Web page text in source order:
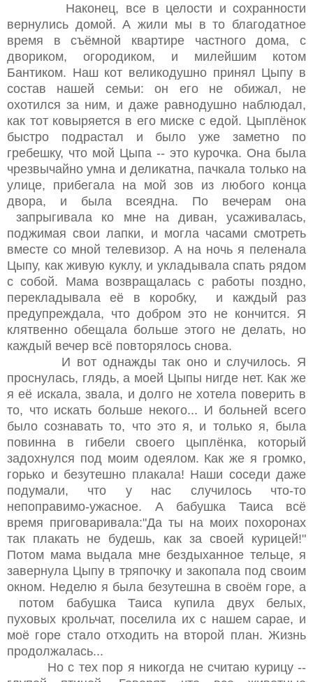
Наконец, все в целости и сохранности
вернулись домой. А жили мы в то благодатное
время в съёмной квартире частного дома, с
двориком, огородиком, и милейшим котом
Бантиком. Наш кот великодушно принял Цыпу в
состав нашей семьи: он его не обижал, не
охотился за ним, и даже равнодушно наблюдал,
как тот ковыряется в его миске с едой. Цыплёнок
быстро подрастал и было уже заметно по
гребешку, что мой Цыпа -- это курочка. Она была
чрезвычайно умна и деликатна, пачкала только на
улице, прибегала на мой зов из любого конца
двора, и была всеядна. По вечерам она
запрыгивала ко мне на диван, усаживалась,
поджимая свои лапки, и могла часами смотреть
вместе со мной телевизор. А на ночь я пеленала
Цыпу, как живую куклу, и укладывала спать рядом
с собой. Мама возвращалась с работы поздно,
перекладывала её в коробку, и каждый раз
предупреждала, что добром это не кончится. Я
клятвенно обещала больше этого не делать, но
каждый вечер всё повторялось снова.
И вот однажды так оно и случилось. Я
проснулась, глядь, а моей Цыпы нигде нет. Как же
я её искала, звала, и долго не хотела поверить в
то, что искать больше некого... И больней всего
было сознавать то, что это я, и только я, была
повинна в гибели своего цыплёнка, который
задохнулся под моим одеялом. Как же я громко,
горько и безутешно плакала! Наши соседи даже
подумали, что у нас случилось что-то
непоправимо-ужасное. А бабушка Таиса всё
время приговаривала:"Да ты на моих похоронах
так плакать не будешь, как за своей курицей!"
Потом мама выдала мне бездыханное тельце, я
завернула Цыпу в тряпочку и закопала под своим
окном. Неделю я была безутешна в своём горе, а
потом бабушка Таиса купила двух белых,
пуховых крольчат, поселила их с нашем сарае, и
моё горе стало отходить на второй план. Жизнь
продолжалась...
Но с тех пор я никогда не считаю курицу --